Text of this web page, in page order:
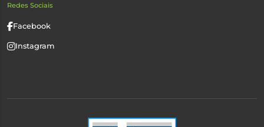
Redes Sociais
Facebook
Instagram